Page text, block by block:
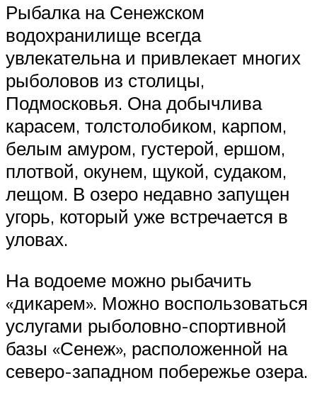
Рыбалка на Сенежском
водохранилище всегда
увлекательна и привлекает многих
рыболовов из столицы,
Подмосковья. Она добычлива
карасем, толстолобиком, карпом,
белым амуром, густерой, ершом,
плотвой, окунем, щукой, судаком,
лещом. В озеро недавно запущен
угорь, который уже встречается в
уловах.
На водоеме можно рыбачить
«дикарем». Можно воспользоваться
услугами рыболовно-спортивной
базы «Сенеж», расположенной на
северо-западном побережье озера.